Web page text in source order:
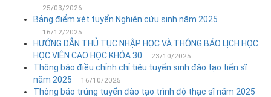
Chương
trình
liên
kết
Tuyển
25/03/2026
Bảng điểm xét tuyển Nghiên cứu sinh năm 2025
16/12/2025
HƯỚNG DẪN THỦ TỤC NHẬP HỌC VÀ THÔNG BÁO LỊCH HỌC
HỌC VIÊN CAO HỌC KHÓA 30
23/10/2025
Thông báo điều chỉnh chỉ tiêu tuyển sinh đào tạo tiến sĩ
năm 2025
16/10/2025
Thông báo trúng tuyển đào tạo trình độ thạc sĩ năm 2025